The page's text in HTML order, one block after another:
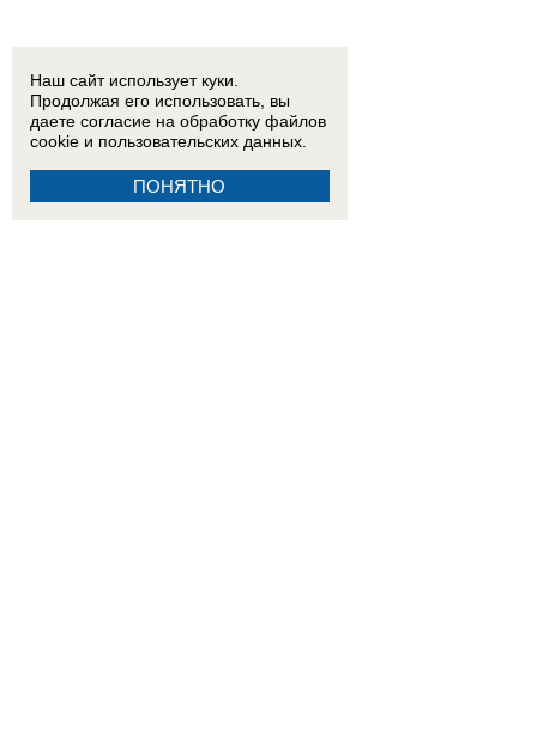
Наш сайт использует куки.
Продолжая его использовать, вы
даете согласие на обработку файлов
cookie и пользовательских данных.
ПОНЯТНО